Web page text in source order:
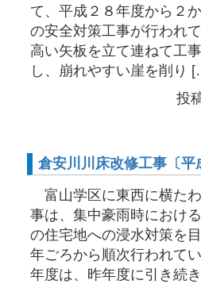
て、平成２８年度から２
の安全対策工事が行われ
高い矢板を立て連ねて工
し、崩れやすい崖を削り
投
倉安川川床改修工事〔平
富山学区に東西に横た
事は、集中豪雨時におけ
の住宅地への浸水対策を
年ごろから順次行われて
年度は、昨年度に引き続